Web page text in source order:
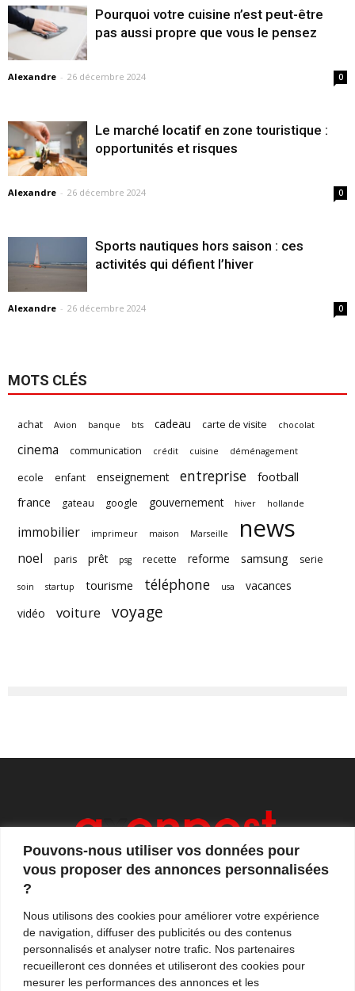
Pouvons-nous utiliser vos données pour
vous proposer des annonces personnalisées
?
Nous utilisons des cookies pour améliorer votre expérience
de navigation, diffuser des publicités ou des contenus
personnalisés et analyser notre trafic. Nos partenaires
recueilleront ces données et utiliseront des cookies pour
mesurer les performances des annonces et les
Pourquoi votre cuisine n’est peut-être
pas aussi propre que vous le pensez
Alexandre - 26 décembre 2024 0
Le marché locatif en zone touristique :
opportunités et risques
Alexandre - 26 décembre 2024 0
Sports nautiques hors saison : ces
activités qui défient l’hiver
Alexandre - 26 décembre 2024 0
MOTS CLÉS
achat Avion banque bts cadeau carte de visite chocolat
cinema communication crédit cuisine déménagement
ecole enfant enseignement entreprise
football
france
gateau google gouvernement hiver hollande
immobilier imprimeur maison Marseille news
noel paris prêt psg recette reforme samsung serie
soin startup tourisme téléphone usa
vacances
vidéo
voiture voyage
et de tendances. Notre équipe de journalistes vous
propose quotidiennement de suivre l'actualité en
France et à l'international.
Contactez-nous:contact@axonpost.com